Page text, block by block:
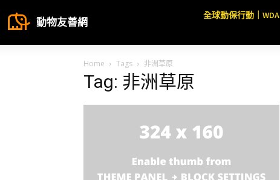
動物友善網
全球動保行動｜WDA
Home Tags 非洲草原
Tag: 非洲草原